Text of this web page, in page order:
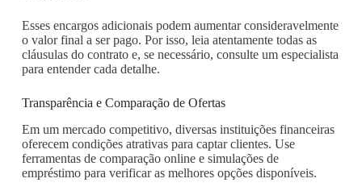
Esses encargos adicionais podem aumentar consideravelmente
o valor final a ser pago. Por isso, leia atentamente todas as
cláusulas do contrato e, se necessário, consulte um especialista
para entender cada detalhe.
Transparência e Comparação de Ofertas
Em um mercado competitivo, diversas instituições financeiras
oferecem condições atrativas para captar clientes. Use
ferramentas de comparação online e simulações de
empréstimo para verificar as melhores opções disponíveis.